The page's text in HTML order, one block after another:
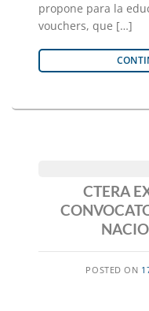
propone para la
vouchers, que […]
CTERA
POSTED ON